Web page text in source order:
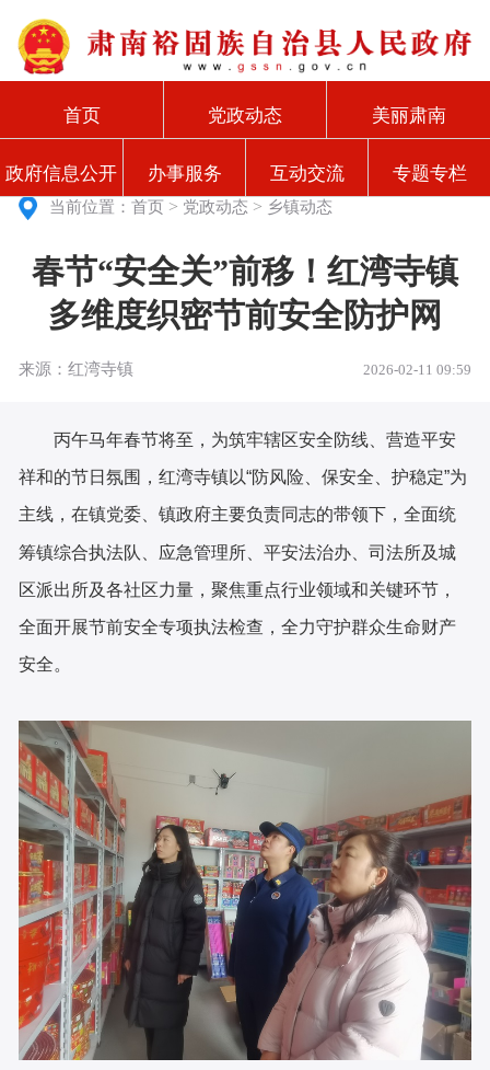
首页 党政动态 美丽肃南
政府信息公开 办事服务 互动交流 专题专栏
当前位置：首页 > 党政动态 > 乡镇动态
春节“安全关”前移！红湾寺镇
多维度织密节前安全防护网
来源：红湾寺镇 2026-02-11 09:59
丙午马年春节将至，为筑牢辖区安全防线、营造平安
祥和的节日氛围，红湾寺镇以“防风险、保安全、护稳定”为
主线，在镇党委、镇政府主要负责同志的带领下，全面统
筹镇综合执法队、应急管理所 、平安法治办、司法所及城
区派出所及各社区力量，聚焦重点行业领域和关键环节，
全面开展节前安全专项执法检查，全力守护群众生命财产
安全。